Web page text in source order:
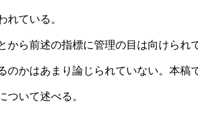
れている。
から前述の指標に管理の目は向けられ
のかはあまり論じられていない。本稿
ついて述べる。